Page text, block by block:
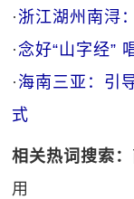
·浙江湖州南浔
·念好“山字经”
· 海南三亚：引
式
相关热词搜索：
用